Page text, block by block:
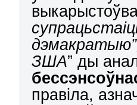
ЗША” ды
правіла,